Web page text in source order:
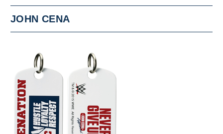
JOHN CENA